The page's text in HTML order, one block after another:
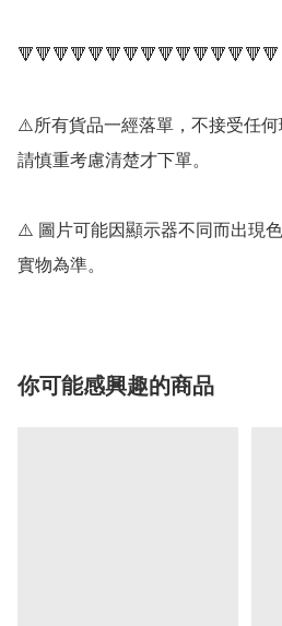
🔻🔻🔻🔻🔻🔻🔻🔻🔻🔻🔻🔻🔻🔻🔻
⚠️所有貨品一經落單，不接受任
請慎重考慮清楚才下單。
⚠️ 圖片可能因顯示器不同而出現
實物為準。
你可能感興趣的商品